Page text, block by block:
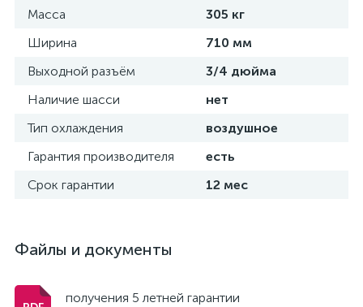
Масса
305 кг
Ширина
710 мм
Выходной разъём
3/4 дюйма
Наличие шасси
нет
Тип охлаждения
воздушное
Гарантия производителя
есть
Срок гарантии
12 мес
Файлы и документы
получения 5 летней гарантии